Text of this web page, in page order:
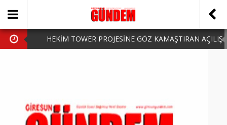
HEKİM TOWER PROJESİNE GÖZ KAMAŞTIRAN AÇILIŞ
HARUN CİCİ: VİDEOYU GÖRÜNCE GÖZLERİM DOLDU